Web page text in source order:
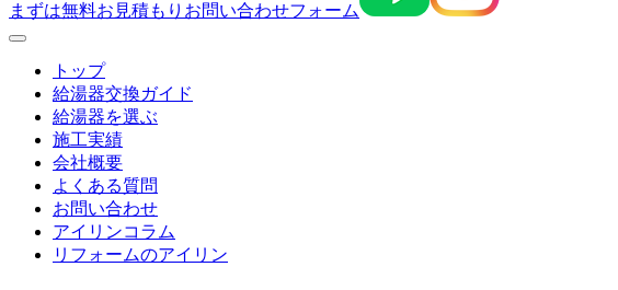
まずは無料お見積もり お問い合わせフォーム
Menu
トップ
給湯器交換ガイド
給湯器を選ぶ
施工実績
会社概要
よくある質問
お問い合わせ
アイリンコラム
リフォームのアイリン